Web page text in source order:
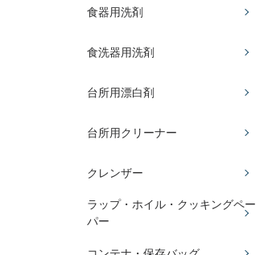
食器用洗剤
食洗器用洗剤
台所用漂白剤
台所用クリーナー
クレンザー
ラップ・ホイル・クッキングペー
パー